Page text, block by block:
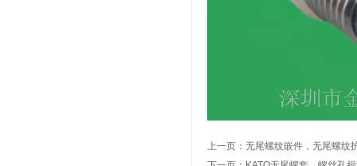
上一页： 无尾螺纹嵌件，无尾螺纹